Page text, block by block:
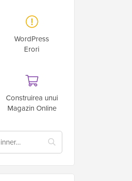
WordPress
Erori
Construirea unui
Magazin Online